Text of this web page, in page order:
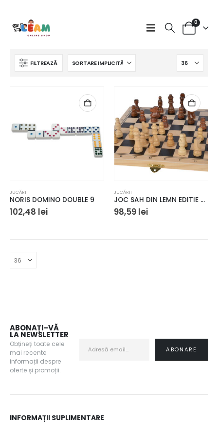
0
FILTREAZĂ
JUCĂRII
NORIS DOMINO DOUBLE 9
102,48 lei
JUCĂRII
JOC SAH DIN LEMN EDITIE DELUXE
98,59 lei
lei
ABONAȚI-VĂ
LA NEWSLETTER
Obțineți toate cele
mai recente
informații despre
oferte și promoții.
INFORMAȚII SUPLIMENTARE